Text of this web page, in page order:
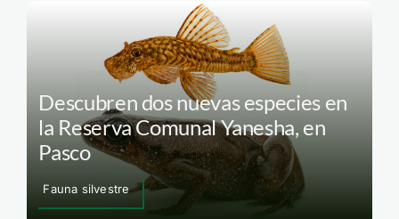
Descubren dos nuevas especies en
la Reserva Comunal Yanesha, en
Pasco
Fauna silvestre